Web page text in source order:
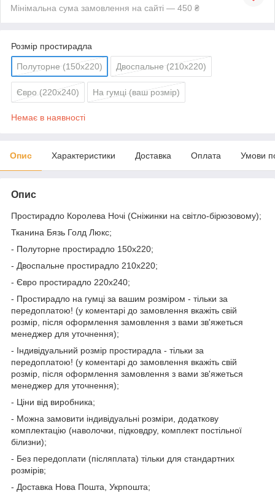
Мінімальна сума замовлення на сайті — 450 ₴
Розмір простирадла
Полуторне (150х220) Двоспальне (210х220)
Євро (220х240) На гумці (ваш розмір)
Немає в наявності
Опис Характеристики Доставка Оплата Умови
Опис
Простирадло Королева Ночі (Сніжинки на світло-бірюзовому);
Тканина Бязь Голд Люкс;
- Полуторне простирадло 150х220;
- Двоспальне простирадло 210х220;
- Євро простирадло 220х240;
- Простирадло на гумці за вашим розміром - тільки за
передоплатою! (у коментарі до замовлення вкажіть свій
розмір, після оформлення замовлення з вами зв'яжеться
менеджер для уточнення);
- Індивідуальний розмір простирадла - тільки за
передоплатою! (у коментарі до замовлення вкажіть свій
розмір, після оформлення замовлення з вами зв'яжеться
менеджер для уточнення);
- Ціни від виробника;
- Можна замовити індивідуальні розміри, додаткову
комплектацію (наволочки, підковдру, комплект постільної
білизни);
- Без передоплати (післяплата) тільки для стандартних
розмірів;
- Доставка Нова Пошта, Укрпошта;